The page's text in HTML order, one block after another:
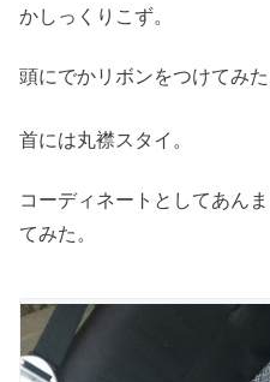
かしっくりこず。
頭にでかリボンをつけてみた
首には丸襟スタイ。
コーディネートとしてあん
てみた。